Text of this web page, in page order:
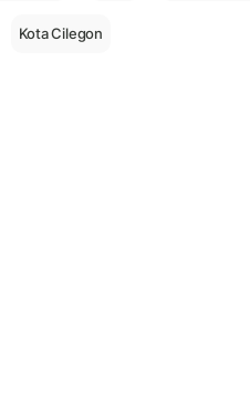
Kota Cilegon